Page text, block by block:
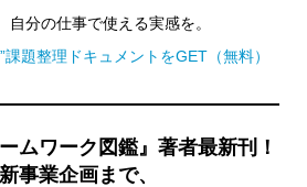
自分の仕事で使える実感を。
題整理ドキュメントをGET（無料）
ムワーク図鑑』著者最新刊！
事業企画まで、